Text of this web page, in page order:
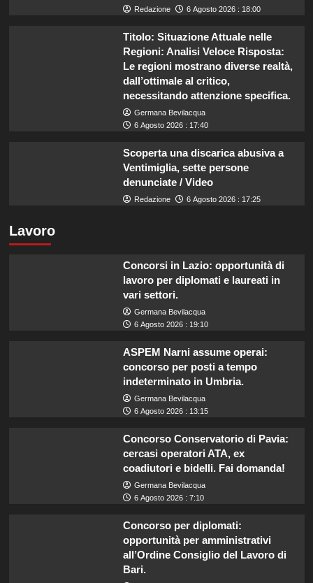
Redazione 6 Agosto 2026 : 18:00
Titolo: Situazione Attuale nelle
Regioni: Analisi Veloce Risposta:
Le regioni mostrano diverse realtà,
dall’ottimale al critico,
necessitando attenzione specifica.
Germana Bevilacqua
6 Agosto 2026 : 17:40
Scoperta una discarica abusiva a
Ventimiglia, sette persone
denunciate / Video
Redazione 6 Agosto 2026 : 17:25
Lavoro
Concorsi in Lazio: opportunità di
lavoro per diplomati e laureati in
vari settori.
Germana Bevilacqua
6 Agosto 2026 : 19:10
ASPEM Narni assume operai:
concorso per posti a tempo
indeterminato in Umbria.
Germana Bevilacqua
6 Agosto 2026 : 13:15
Concorso Conservatorio di Pavia:
cercasi operatori ATA, ex
coadiutori e bidelli. Fai domanda!
Germana Bevilacqua
6 Agosto 2026 : 7:10
Concorso per diplomati:
opportunità per amministrativi
all’Ordine Consiglio del Lavoro di
Bari.